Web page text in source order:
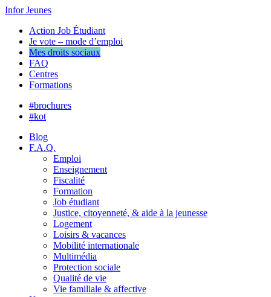
Infor Jeunes
Action Job Étudiant
Je vote – mode d’emploi
Mes droits sociaux
FAQ
Centres
Formations
#brochures
#kot
Blog
F.A.Q.
Emploi
Enseignement
Fiscalité
Formation
Job étudiant
Justice, citoyenneté, & aide à la jeunesse
Logement
Loisirs & vacances
Mobilité internationale
Multimédia
Protection sociale
Qualité de vie
Vie familiale & affective